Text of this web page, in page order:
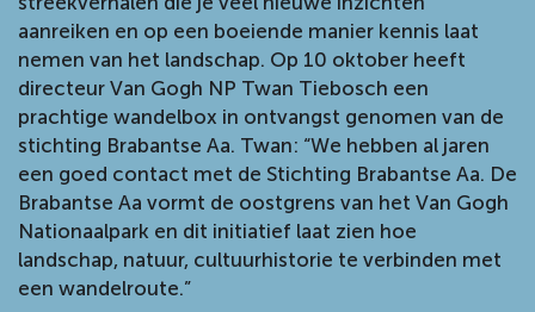
aanreiken en op een boeiende manier kennis laat
nemen van het landschap. Op 10 oktober heeft
directeur Van Gogh NP Twan Tiebosch een
prachtige wandelbox in ontvangst genomen van de
stichting Brabantse Aa. Twan: “We hebben al jaren
een goed contact met de Stichting Brabantse Aa. De
Brabantse Aa vormt de oostgrens van het Van Gogh
Nationaalpark en dit initiatief laat zien hoe
landschap, natuur, cultuurhistorie te verbinden met
een wandelroute.”